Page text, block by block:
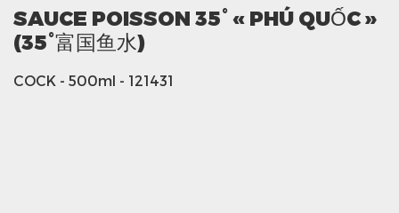
SAUCE POISSON 35° « PHÚ QUỐC »
(35°富国鱼水)
COCK - 500ml - 121431